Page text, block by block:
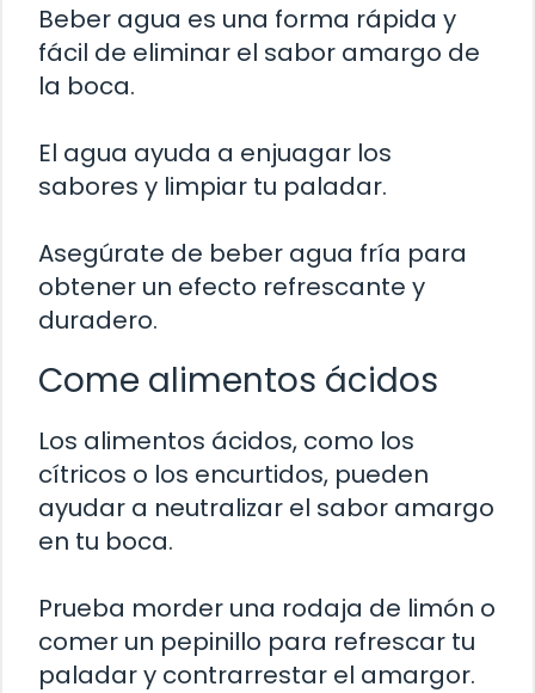
Beber agua es una forma rápida y
fácil de eliminar el sabor amargo de
la boca.
El agua ayuda a enjuagar los
sabores y limpiar tu paladar.
Asegúrate de beber agua fría para
obtener un efecto refrescante y
duradero.
Come alimentos ácidos
Los alimentos ácidos, como los
cítricos o los encurtidos, pueden
ayudar a neutralizar el sabor amargo
en tu boca.
Prueba morder una rodaja de limón o
comer un pepinillo para refrescar tu
paladar y contrarrestar el amargor.